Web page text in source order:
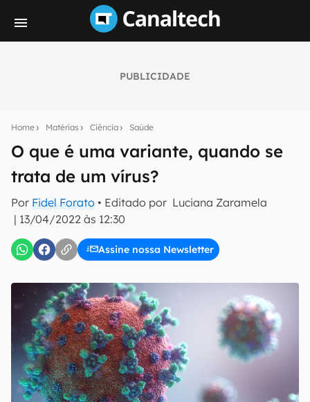
PUBLICIDADE
Home Matérias Ciência Saúde
O que é uma variante, quando se
trata de um vírus?
Por Fidel Forato • Editado por Luciana Zaramela
| 13/04/2022 às 12:30
Assine nossa Newsletter
notícias e reviews sobre tecnologia em primeira
E-mail
Uso e Política de Privacidade do Canaltech.